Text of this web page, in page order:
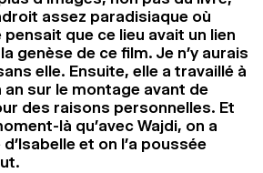
assez paradisiaque où
pensait que ce lieu avait un lien
genèse de ce film. Je n’y aurais
elle. Ensuite, elle a travaillé à
an sur le montage avant de
des raisons personnelles. Et
là qu’avec Wajdi, on a
d’Isabelle et on l’a poussée